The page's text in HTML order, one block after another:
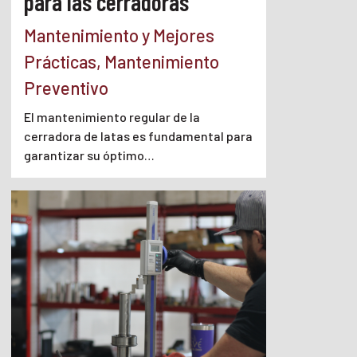
Mantenimiento y Mejores
Prácticas, Mantenimiento
Preventivo
El mantenimiento regular de la
cerradora de latas es fundamental para
garantizar su óptimo…